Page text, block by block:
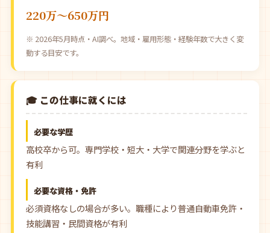
220万〜650万円
※ 2026年5月時点・AI調べ。地域・雇用形態・経験年数で大きく変
動する目安です。
🎓 この仕事に就くには
必要な学歴
高校卒から可。専門学校・短大・大学で関連分野を学ぶと
有利
必要な資格・免許
必須資格なしの場合が多い。職種により普通自動車免許・
技能講習・民間資格が有利